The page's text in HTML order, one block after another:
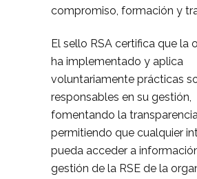
compromiso, formación y
El sello RSA certifica que la
ha implementado y aplica
voluntariamente prácticas
responsables en su gestión,
fomentando la
permitiendo que cualquier
pueda acceder a
gestión de la RSE de la